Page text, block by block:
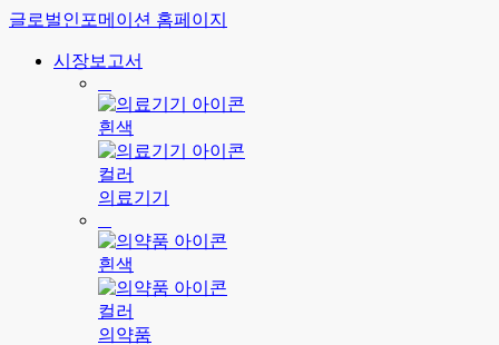
글로벌인포메이션 홈페이지
시장보고서
의료기기
의약품